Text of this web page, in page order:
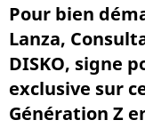
Pour bien
Lanza,
DISKO, signe
exclusive sur
Génération Z